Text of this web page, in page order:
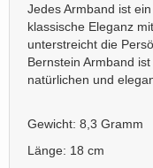
Jedes Armband ist
klassische Eleganz
unterstreicht die
Bernstein Armband
natürlichen und
Gewicht: 8,3 Gramm
Länge: 18 cm